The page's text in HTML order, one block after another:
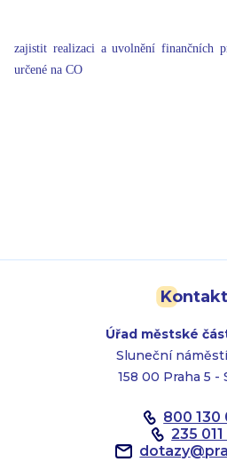
zajistit realizaci a uvolnění finančních
určené na CO
Úřad městské
Sluneční
158 00 Praha 5 -
800 130
235 011
dotazy@